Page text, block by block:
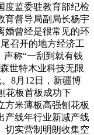
度监委驻教育部纪检
育督导局副局长杨宇
婚曾经是很常见的环
召开的地方经济工
声称“一刮到就有钱
世特木业科技无限
8月12日，新疆博
花板首板成功下
方米薄板高强刨花板
产线年行业新减产线
切实营制明朗收集空